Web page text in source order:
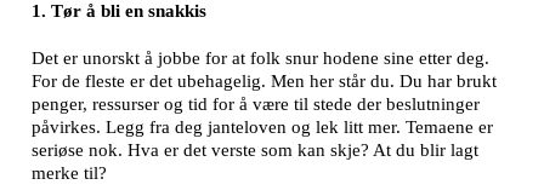
1. Tør å bli en snakkis
Det er unorskt å jobbe for at folk snur hodene sine etter deg.
For de fleste er det ubehagelig. Men her står du. Du har brukt
penger, ressurser og tid for å være til stede der beslutninger
påvirkes. Legg fra deg janteloven og lek litt mer. Temaene er
seriøse nok. Hva er det verste som kan skje? At du blir lagt
merke til?